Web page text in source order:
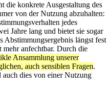
die konkrete Ausgestaltung des
von der Nutzung abzuhalten:
jedes
Jahre lang und bietet sie sogar
Abstimmungsergebnis längst fest
anfechtbar. Durch die
Ansammlung unserer
auch sensiblen Fragen.
auch dies von einer Nutzung